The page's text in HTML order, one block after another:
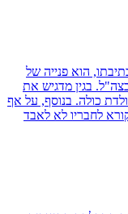
הוא פנייה של
בגין מדגיש את
כולה. בנוסף, על אף
לחבריו לא לאבד